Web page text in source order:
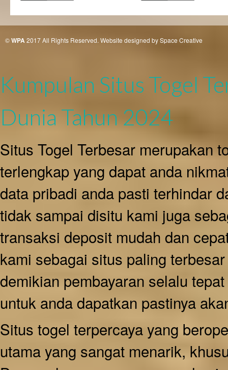
©WPA 2017 All Rights Reserved. Website designed by Space Creative
Kumpulan Situs Togel
Dunia Tahun 2024
Situs Togel Terbesar merupakan
terlengkap yang dapat anda
data pribadi anda pasti terhindar
tidak sampai disitu kami juga
transaksi deposit mudah dan
kami sebagai situs paling
demikian pembayaran selalu
untuk anda dapatkan pastinya
Situs togel terpercaya yang
utama yang sangat menarik,